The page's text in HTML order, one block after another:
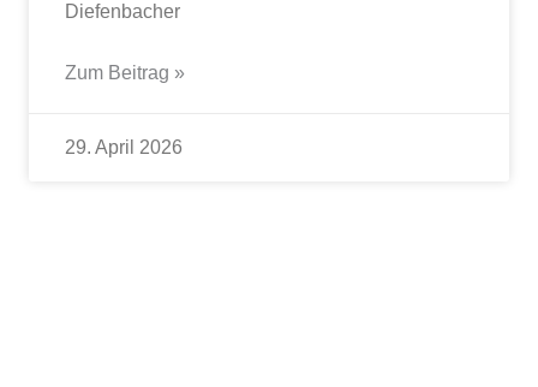
Diefenbacher
Zum Beitrag »
29. April 2026